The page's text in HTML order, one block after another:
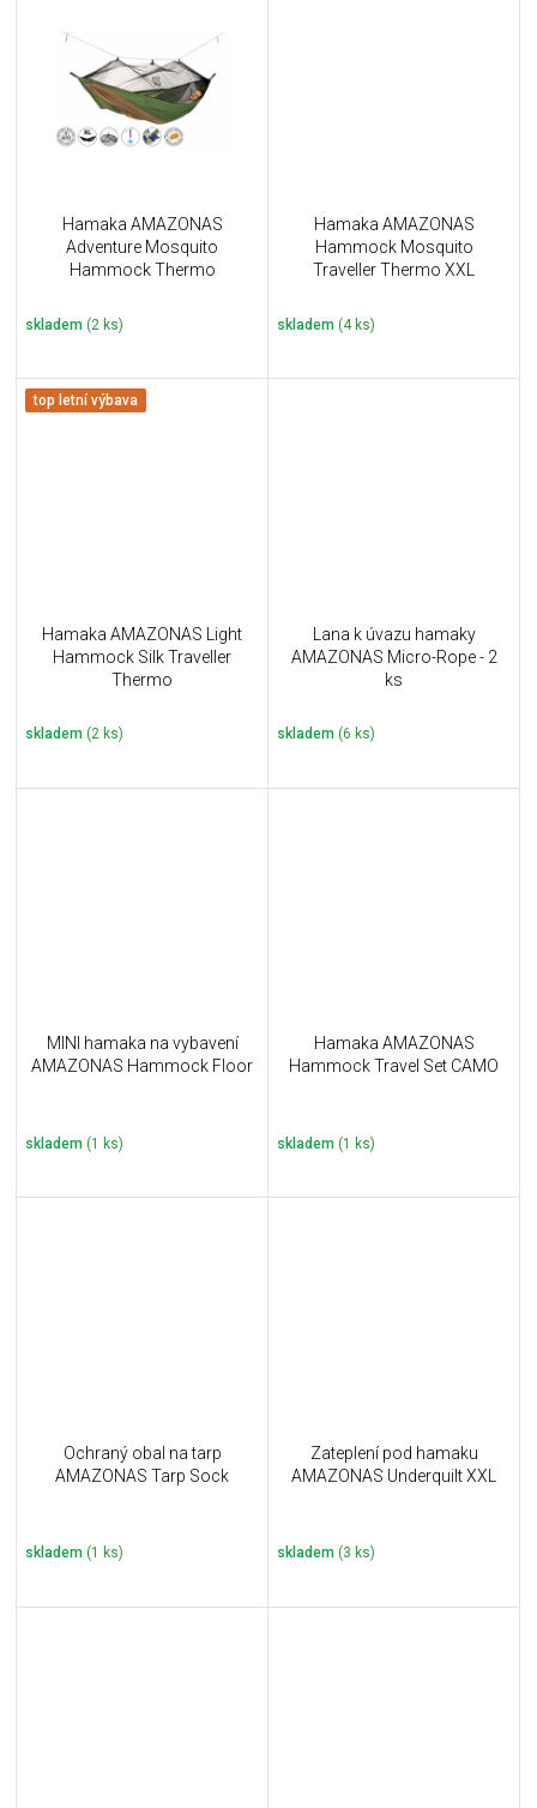
Hamaka AMAZONAS
Adventure Mosquito
Hammock Thermo
skladem (2 ks)
Hamaka AMAZONAS
Hammock Mosquito
Traveller Thermo XXL
skladem (4 ks)
top letní výbava
Hamaka AMAZONAS Light
Hammock Silk Traveller
Thermo
skladem (2 ks)
Lana k úvazu hamaky
AMAZONAS Micro-Rope - 2
ks
skladem (6 ks)
MINI hamaka na vybavení
AMAZONAS Hammock Floor
skladem (1 ks)
Hamaka AMAZONAS
Hammock Travel Set CAMO
skladem (1 ks)
Ochraný obal na tarp
AMAZONAS Tarp Sock
skladem (1 ks)
Zateplení pod hamaku
AMAZONAS Underquilt XXL
skladem (3 ks)